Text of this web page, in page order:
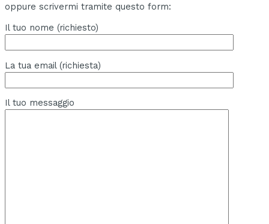
oppure scrivermi tramite questo form:
Il tuo nome (richiesto)
La tua email (richiesta)
Il tuo messaggio